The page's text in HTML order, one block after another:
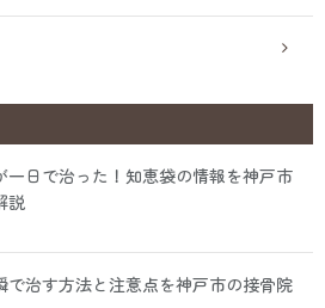
一日で治った！知恵袋の情報を神戸市
説
で治す方法と注意点を神戸市の接骨院